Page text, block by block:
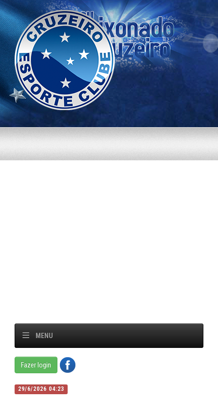
MENU
Fazer login
29/6/2026 04:23